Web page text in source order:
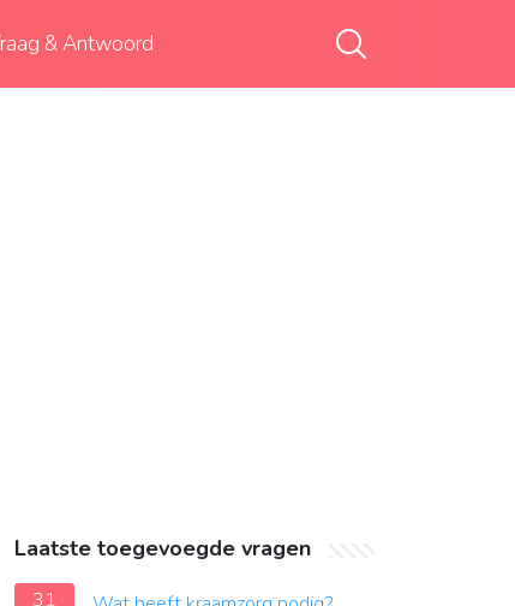
& Antwoord
Laatste toegevoegde vragen
31